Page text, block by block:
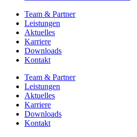
Team & Partner
Leistungen
Aktuelles
Karriere
Downloads
Kontakt
Team & Partner
Leistungen
Aktuelles
Karriere
Downloads
Kontakt